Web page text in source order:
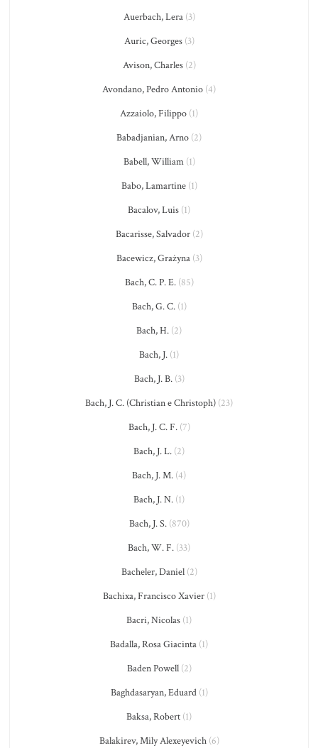
Auerbach, Lera(3)
Auric, Georges(3)
Avison, Charles(2)
Avondano, Pedro Antonio (4)
Azzaiolo, Filippo (1)
Babadjanian, Arno (2)
Babell, William(1)
Babo, Lamartine(1)
Bacalov, Luis (1)
Bacarisse, Salvador(2)
Bacewicz, Grażyna(3)
Bach, C. P. E.(85)
Bach, G. C.(1)
Bach, H. (2)
Bach, J. (1)
Bach, J. B.(3)
Bach, J. C. (Christian e Christoph) (23)
Bach, J. C. F.(7)
Bach, J. L. (2)
Bach, J. M. (4)
Bach, J. N. (1)
Bach, J. S.(870)
Bach, W. F. (33)
Bacheler, Daniel(2)
Bachixa, Francisco Xavier(1)
Bacri, Nicolas (1)
Badalla, Rosa Giacinta (1)
Baden Powell(2)
Baghdasaryan, Eduard(1)
Baksa, Robert (1)
Balakirev, Mily Alexeyevich(6)